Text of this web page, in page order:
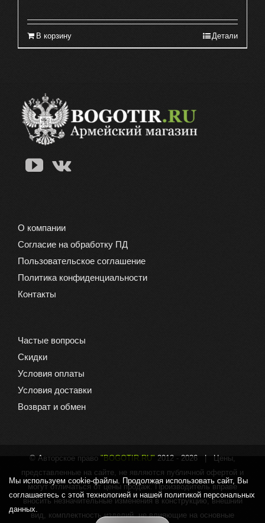
В корзину Детали
О компании
Согласие на обработку ПД
Пользовательское соглашение
Политика конфиденциальности
Контакты
Частые вопросы
Скидки
Условия оплаты
Условия доставки
Возврат и обмен
© Авторское право "BOGOTIR.RU" 2012 - 2026 | Цены,
представленные на сайте, не являются публичной офертой и
могут отличаться от цены продаж. Производитель вправе
вносить незначительные изменения в конструкцию, внешний
вид, комплектность изделий, не влияющие на основные
Мы используем cookie-файлы. Продолжая использовать сайт, Вы
соглашаетесь с этой технологией и нашей политикой персональных
данных.